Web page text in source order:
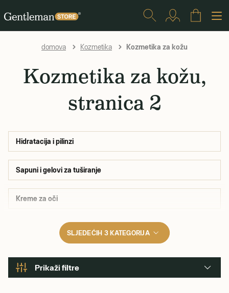
domova Kozmetika Kozmetika za kožu
Kozmetika za kožu,
stranica 2
Hidratacija i pilinzi
Sapuni i gelovi za tuširanje
Kreme za oči
SLJEDEĆIH 3 KATEGORIJA
Prikaži filtre